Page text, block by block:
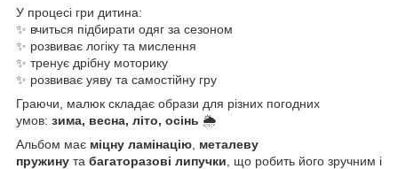
У процесі гри дитина:
✨ вчиться підбирати одяг за сезоном
✨ розвиває логіку та мислення
✨ тренує дрібну моторику
✨ розвиває уяву та самостійну гру
Граючи, малюк складає образи для різних погодних
умов: зима, весна, літо, осінь 🌦
Альбом має міцну ламінацію металеву
пружину та багаторазові липучки , що робить його зручним і